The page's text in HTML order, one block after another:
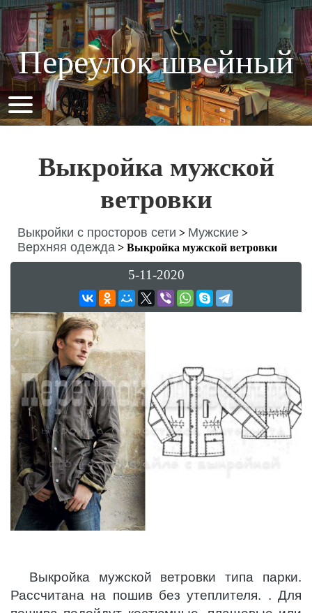
Переулок швейный
Выкройка мужской
ветровки
Выкройки с просторов сети > Мужские >
Верхняя одежда > Выкройка мужской ветровки
5-11-2020
Выкройка мужской ветровки типа парки.
Рассчитана на пошив без утеплителя. . Для